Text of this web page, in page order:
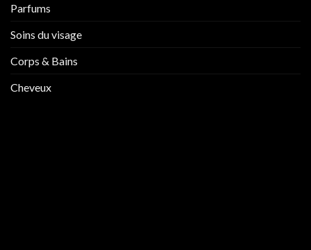
Parfums
Soins du visage
Corps & Bains
Cheveux